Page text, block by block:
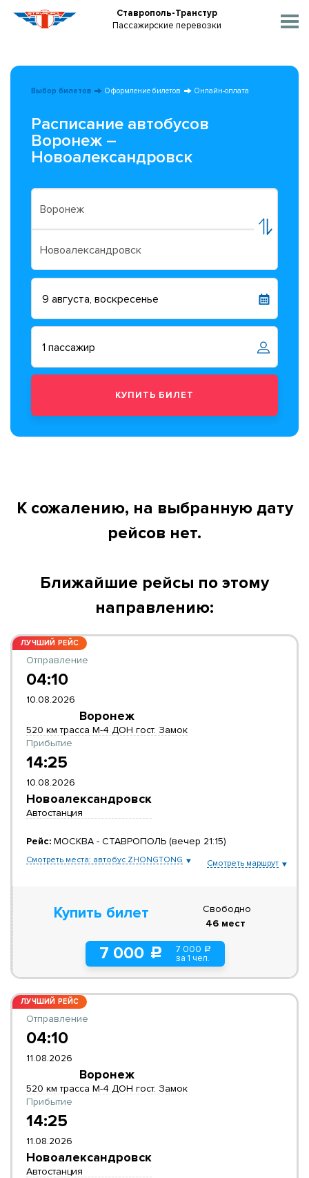
Ставрополь-Транстур
Пассажирские перевозки
Выбор билетов Оформление билетов Онлайн-оплата
Расписание автобусов
Воронеж –
Новоалександровск
К сожалению, на выбранную дату
рейсов нет.
Ближайшие рейсы по этому
направлению:
ЛУЧШИЙ РЕЙС
Отправление
04:10
10.08.2026
Воронеж
520 км трасса М-4 ДОН гост. Замок
Прибытие
14:25
10.08.2026
Новоалександровск
Автостанция
Рейс: МОСКВА - СТАВРОПОЛЬ (вечер 21:15)
Смотреть места: автобус ZHONGTONG Смотреть маршрут
Купить билет
7 000 c 7 000 a
за 1 чел.
Свободно
46 мест
ЛУЧШИЙ РЕЙС
Отправление
04:10
11.08.2026
Воронеж
520 км трасса М-4 ДОН гост. Замок
Прибытие
14:25
11.08.2026
Новоалександровск
Автостанция